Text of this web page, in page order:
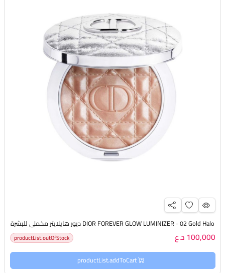
DIOR FOREVER GLOW LUMINIZER - 02 Gold Halo ديور هايلايتر مخملي للبشرة
100,000 د.ع productList.outOfStock
productList.addToCart